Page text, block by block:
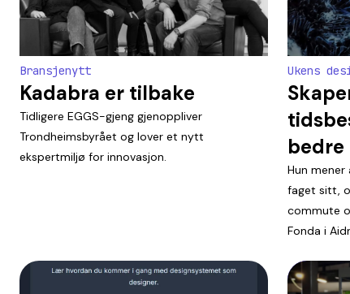
Bransjenytt
Kadabra er tilbake
Tidligere EGGS-gjeng gjenoppliver
Trondheimsbyrået og lover et nytt
ekspertmiljø for innovasjon.
Ukens
bedre
Hun
faget sitt,
commute
Fonda i